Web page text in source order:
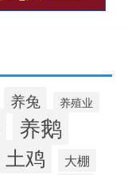
养兔 养殖业
养鹅
土鸡 大棚